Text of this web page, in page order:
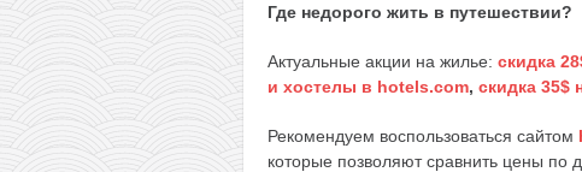
Где недорого жить в путешествии?
Актуальные акции на жилье: скидка
и хостелы в hotels.com, скидка 35$
Рекомендуем воспользоваться сайтом
которые позволяют сравнить цены по